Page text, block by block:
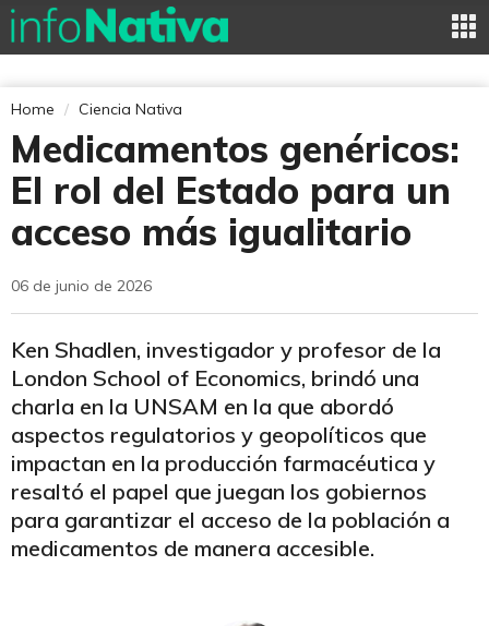
Home Ciencia Nativa
Medicamentos genéricos:
El rol del Estado para un
acceso más igualitario
06 de junio de 2026
Ken Shadlen, investigador y profesor de la
London School of Economics, brindó una
charla en la UNSAM en la que abordó
aspectos regulatorios y geopolíticos que
impactan en la producción farmacéutica y
resaltó el papel que juegan los gobiernos
para garantizar el acceso de la población a
medicamentos de manera accesible.